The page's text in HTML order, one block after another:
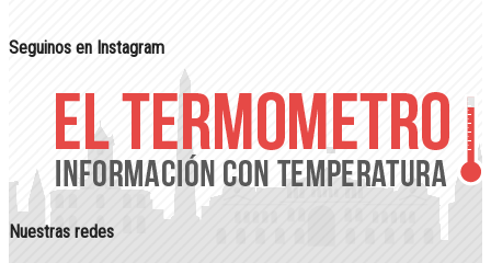
Seguinos en Instagram
Nuestras redes